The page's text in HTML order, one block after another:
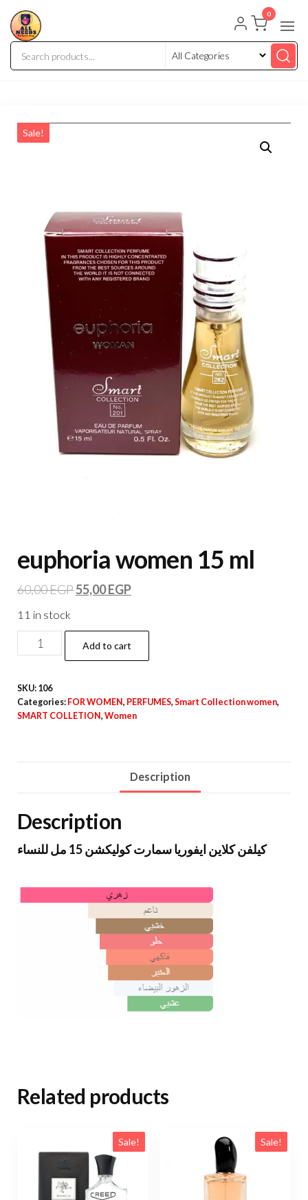
0
Sale!
euphoria women 15 ml
60,00EGP55,00EGP
11 in stock
Add to cart
SKU: 106
Categories: FOR WOMEN , PERFUMES, Smart Collection women,
SMART COLLETION , Women
Description
Description
كيلفن كلاين ايفوريا سمارت كوليكشن 15 مل للنساء
Related products
Sale! Sale!